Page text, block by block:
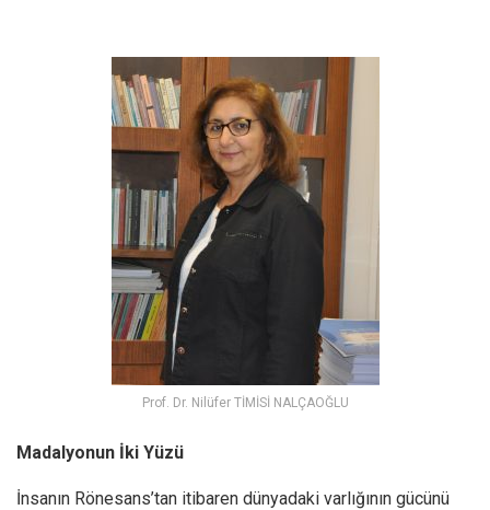
Prof. Dr. Nilüfer TİMİSİ NALÇAOĞLU
Madalyonun İki Yüzü
İnsanın Rönesans’tan itibaren dünyadaki varlığının gücünü